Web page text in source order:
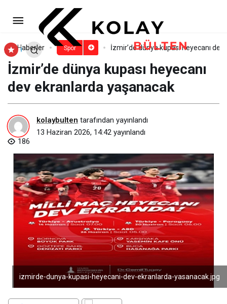
Haberler Spor İzmir’de dünya kupası heyecanı
İzmir’de dünya kupası heyecanı
dev ekranlarda yaşanacak
kolaybulten tarafından yayınlandı
13 Haziran 2026, 14:42 yayınlandı
186
izmirde-dunya-kupasi-heyecani-dev-ekranlarda-yasanacak.jpg
Forum İstanbul’da Dünya Kupası
temalı etkinlik günleri başlıyor
Yorum Yap Paylaş